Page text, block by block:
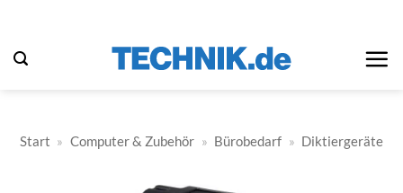
springen
Start » Computer & Zubehör » Bürobedarf » Diktiergeräte